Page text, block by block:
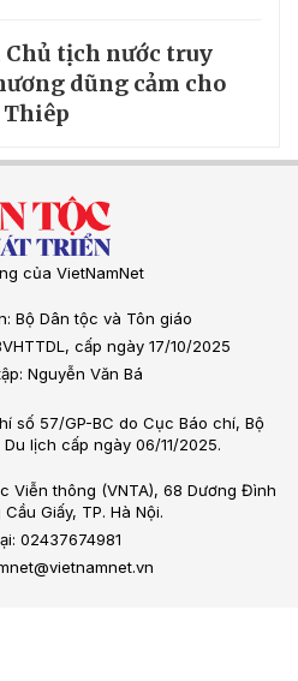
Chủ tịch nước truy
dũng cảm cho
Thiêp
của VietNamNet
Bộ Dân tộc và Tôn giáo
cấp ngày 17/10/2025
Nguyễn Văn Bá
số 57/GP-BC do Cục Báo chí, Bộ
lịch cấp ngày 06/11/2025.
Viễn thông (VNTA), 68 Dương Đình
Giấy, TP. Hà Nội.
02437674981